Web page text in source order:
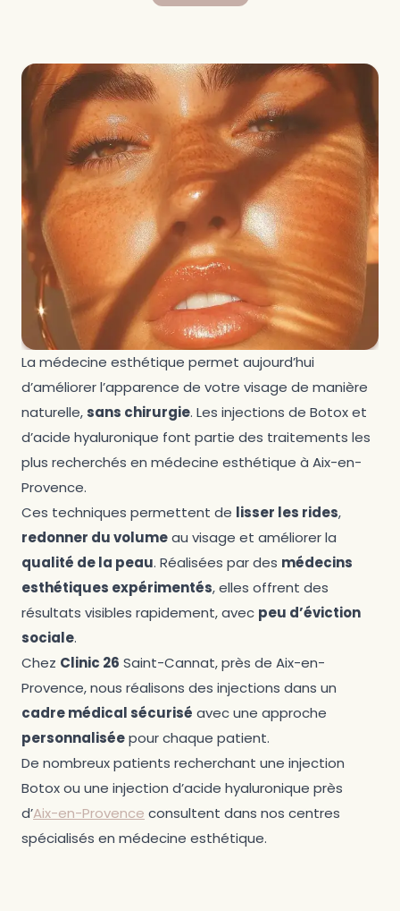
d’expression
Les injections d’acide hyaluronique : hydrater et
redonner du volume
Comment se déroule une séance d’injection ?
Les effets secondaires possibles
Quel est le prix des injections ?
Pourquoi réaliser ses injections dans un centre
médical ?
Notre équipe médicale spécialisée en injections
Les injections Botox et acide hyaluronique chez
Clinic 26
La médecine esthétique permet aujourd’hui
d’améliorer l’apparence de votre visage de manière
naturelle, sans chirurgie. Les injections de Botox et
d’acide hyaluronique font partie des traitements les
plus recherchés en médecine esthétique à Aix-en-
Provence.
Ces techniques permettent de lisser les rides,
redonner du volumeau visage et améliorer la
qualité de la peau. Réalisées par des médecins
esthétiques expérimentés, elles offrent des
résultats visibles rapidement, avec peu d’éviction
sociale.
Chez Clinic 26 Saint-Cannat, près de Aix-en-
Provence, nous réalisons des injections dans un
cadre médical sécurisé avec une approche
personnaliséepour chaque patient.
De nombreux patients recherchant une injection
Botox ou une injection d’acide hyaluronique près
d’Aix-en-Provence consultent dans nos centres
spécialisés en médecine esthétique.